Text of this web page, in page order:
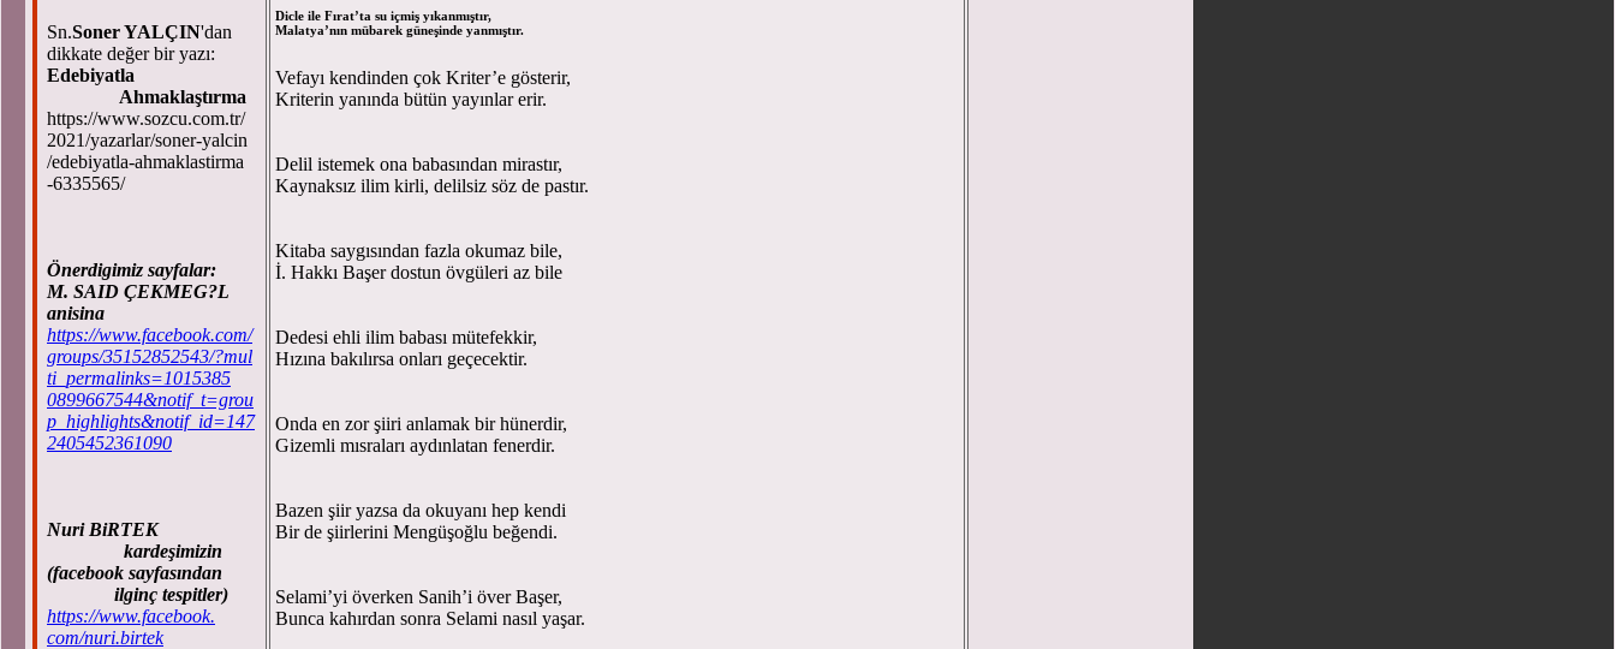
Sn.Soner YALÇIN'dan
dikkate değer bir yazı:
Edebiyatla
Ahmaklaştırma
https://www.sozcu.com.tr/
2021/yazarlar/soner-yalcin
/edebiyatla-ahmaklastirma
-6335565/
Önerdigimiz sayfalar:
M. SAID ÇEKMEG?L
anisina
https://www.facebook.com/
groups/35152852543/?mul
ti_permalinks=1015385
0899667544&notif_t=grou
p_highlights&notif_id=147
2405452361090
Nuri BiRTEK
kardeşimizin
(facebook sayfasından
ilginç tespitler)
https://www.facebook.
com/nuri.birtek
Dicle ile Fırat’ta su içmiş yıkanmıştır,
Malatya’nın mübarek güneşinde yanmıştır.
Vefayı kendinden çok Kriter’e gösterir,
Kriterin yanında bütün yayınlar erir.
Delil istemek ona babasından mirastır,
Kaynaksız ilim kirli, delilsiz söz de pastır.
Kitaba saygısından fazla okumaz bile,
İ. Hakkı Başer dostun övgüleri az bile
Dedesi ehli ilim babası mütefekkir,
Hızına bakılırsa onları geçecektir.
Onda en zor şiiri anlamak bir hünerdir,
Gizemli mısraları aydınlatan fenerdir.
Bazen şiir yazsa da okuyanı hep kendi
Bir de şiirlerini Mengüşoğlu beğendi.
Selami’yi överken Sanih’i över Başer,
Bunca kahırdan sonra Selami nasıl yaşar.